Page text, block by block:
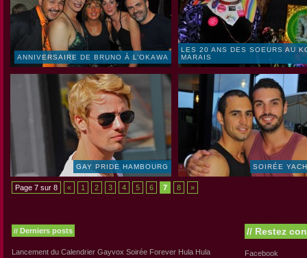
ANNIVERSAIRE DE BRUNO À L’OKAWA
LES 20 ANS DES SOEURS AU
MARAIS
GAY PRIDE HAMBOURG SOIRÉE
Page 7 sur 8 « 1 2 3 4 5 6 7 8 »
// Derniers posts
Lancement du Calendrier Gayvox Soirée Forever Hula Hula
// Restez
Facebook